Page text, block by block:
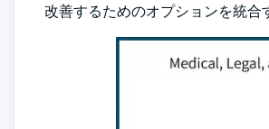
改善するためのオプションを統合